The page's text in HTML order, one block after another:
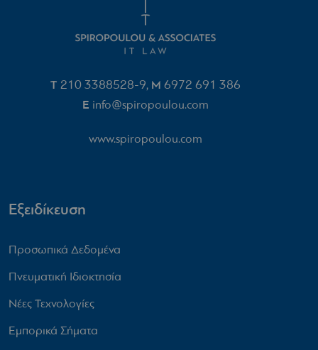
T 210 3388528-9, M 6972 691 386‬
E info@spiropoulou.com
www.spiropoulou.com
Εξειδίκευση
Προσωπικά Δεδομένα
Πνευματική Ιδιοκτησία
Νέες Τεχνολογίες
Εμπορικά Σήματα